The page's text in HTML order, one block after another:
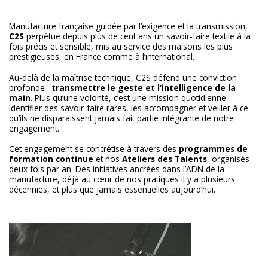
Manufacture française guidée par l’exigence et la transmission,
C2S perpétue depuis plus de cent ans un savoir-faire textile à la
fois précis et sensible, mis au service des maisons les plus
prestigieuses, en France comme à l’international.
Au-delà de la maîtrise technique, C2S défend une conviction
profonde : transmettre le geste et l’intelligence de la
main. Plus qu’une volonté, c’est une mission quotidienne.
Identifier des savoir-faire rares, les accompagner et veiller à ce
qu’ils ne disparaissent jamais fait partie intégrante de notre
engagement.
Cet engagement se concrétise à travers des programmes de
formation continue et nos Ateliers des Talents, organisés
deux fois par an. Des initiatives ancrées dans l’ADN de la
manufacture, déjà au cœur de nos pratiques il y a plusieurs
décennies, et plus que jamais essentielles aujourd’hui.